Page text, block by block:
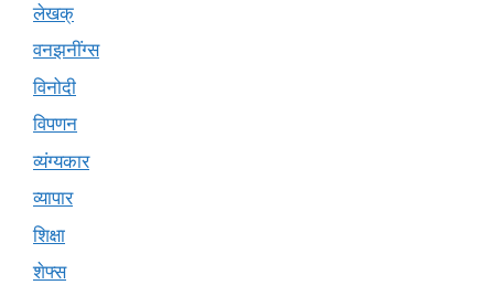
लेखक्
वनझनींग्स
विनोदी
विपणन
व्यंग्यकार
व्यापार
शिक्षा
शेफ्स